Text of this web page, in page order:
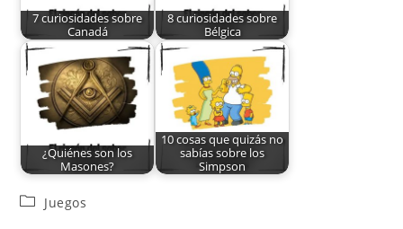
7 curiosidades sobre
Canadá
8 curiosidades sobre
Bélgica
¿Quiénes son los
Masones?
10 cosas que quizás no
sabías sobre los
Simpson
Juegos